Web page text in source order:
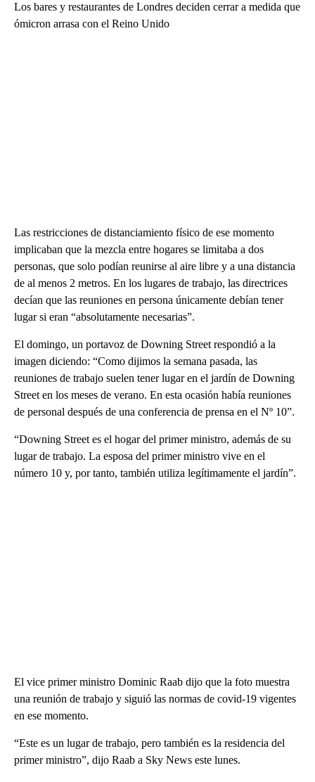
Los bares y restaurantes de Londres deciden cerrar a medida que
ómicron arrasa con el Reino Unido
Las restricciones de distanciamiento físico de ese momento
implicaban que la mezcla entre hogares se limitaba a dos
personas, que solo podían reunirse al aire libre y a una distancia
de al menos 2 metros. En los lugares de trabajo, las directrices
decían que las reuniones en persona únicamente debían tener
lugar si eran “absolutamente necesarias”.
El domingo, un portavoz de Downing Street respondió a la
imagen diciendo: “Como dijimos la semana pasada, las
reuniones de trabajo suelen tener lugar en el jardín de Downing
Street en los meses de verano. En esta ocasión había reuniones
de personal después de una conferencia de prensa en el Nº 10”.
“Downing Street es el hogar del primer ministro, además de su
lugar de trabajo. La esposa del primer ministro vive en el
número 10 y, por tanto, también utiliza legítimamente el jardín”.
El vice primer ministro Dominic Raab dijo que la foto muestra
una reunión de trabajo y siguió las normas de covid-19 vigentes
en ese momento.
“Este es un lugar de trabajo, pero también es la residencia del
primer ministro”, dijo Raab a Sky News este lunes.